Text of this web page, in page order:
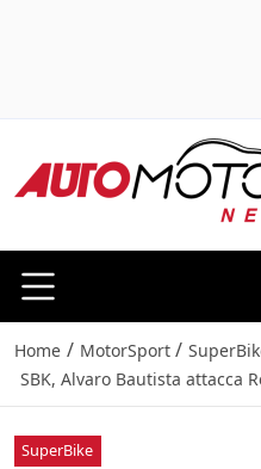
Home / MotorSport /
SBK, Alvaro Bautista attacca
SuperBike